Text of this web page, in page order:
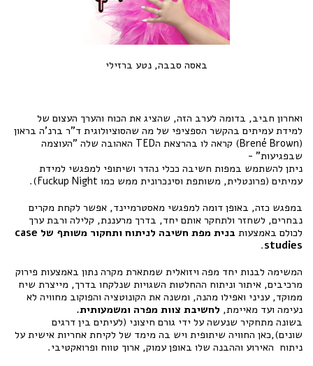
באסה סבבה, נטע ברזילי
ואחרון חביב, בדומה לערב הזה, שהציג את הכוח והערך העצום של
למידת עמיתים בהקשר הספציפי של מה שהסוציולוגית ד"ר ברנ'ה בראון
(Brené Brown) קראה לו בהרצאת הTED האהובה שלה "העוצמה
שבפגיעות" -
ניתן להשתמש במפות חשיבה ככלי נהדר ושיתופי למפגשי למידת
עמיתים (פרונטלית, משותפת וסינכרונית ממש כמו Fuckup Night).
במפגש כזה, באופן דומה למפגשי מאסטרמיינד, אפשר לקחת מקרים
נבחרים, לשחזר ולתחקר אותם יחד, בדרך מרעננת, קלילה ורבת ערך
לכולם באמצעות
בנית מפת חשיבה לניתוח ותחקור משותף של case
studies
.
המשימה לבנות יחד מפה ויזואלית שמתארת מקרה נתון באמצעות פירוק
מרכיבים, איתור וניתוח ההחלטות השגויות שנלקחו בדרך, מייצרת שיח
ממוקד, עניני ואפילו מהנה, ומשנה את הקונוטציה והפוקוב מחוויה לא
נעימה ועד מאיימת, לחשיבת צוות מפרה ומשמעותית.
בשונה מתחקיר שנעשה על ידי גורם חיצוני (לעיתים בין דרגים
שונים),כאן החוויה שיתופית ויש בה מימד של לקיחת אחריות אישית על
ניתוח האירוע וההבנה שלו באופן עמוק, ארוך טווח ופרואקטיבי.